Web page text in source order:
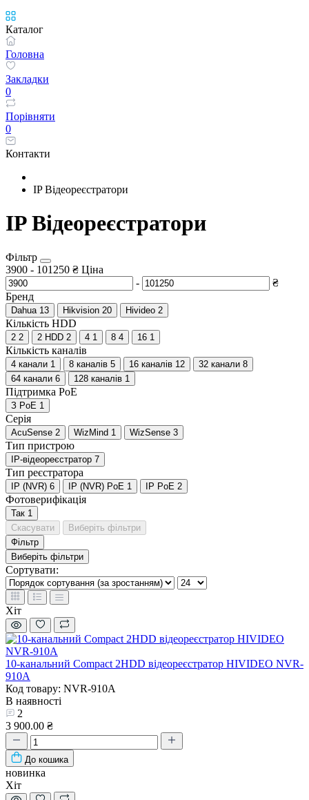
Каталог
Головна
Закладки
0
Порівняти
0
Контакти
IP Відеореєстратори
IP Відеореєстратори
Фільтр
3900 - 101250 ₴ Ціна
-
₴
Бренд
Dahua 13 Hikvision 20 Hivideo 2
Кількість HDD
2 2 2 HDD 2 4 1 8 4 16 1
Кількість каналів
4 канали 1 8 каналів 5 16 каналів 12 32 канали 8
64 канали 6 128 каналів 1
Підтримка PoE
З PoE 1
Серія
AcuSense 2 WizMind 1 WizSense 3
Тип пристрою
IP-відеореєстратор 7
Тип реєстратора
IP (NVR) 6 IP (NVR) PoE 1 IP PoE 2
Фотоверифікація
Так 1
Скасувати
Виберіть фільтри
Фільтр
Виберіть фільтри
Сортувати:
Хіт
10-канальний Compact 2HDD відеореєстратор HIVIDEO NVR-
910A
Код товару: NVR-910A
В наявності
2
3 900.00 ₴
До кошика
новинка
Хіт